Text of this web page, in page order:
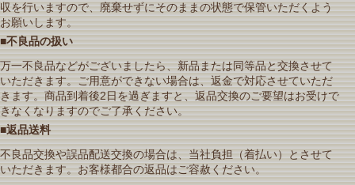
収を行いますので、廃棄せずにそのままの状態で保管いただくよう
お願いします。
■不良品の扱い
万一不良品などがございましたら、新品または同等品と交換させて
いただきます。ご用意ができない場合は、返金で対応させていただ
きます。商品到着後2日を過ぎますと、返品交換のご要望はお受けで
きなくなりますのでご了承ください。
■返品送料
不良品交換や誤品配送交換の場合は、当社負担（着払い）とさせて
いただきます。お客様都合の返品はご容赦ください。